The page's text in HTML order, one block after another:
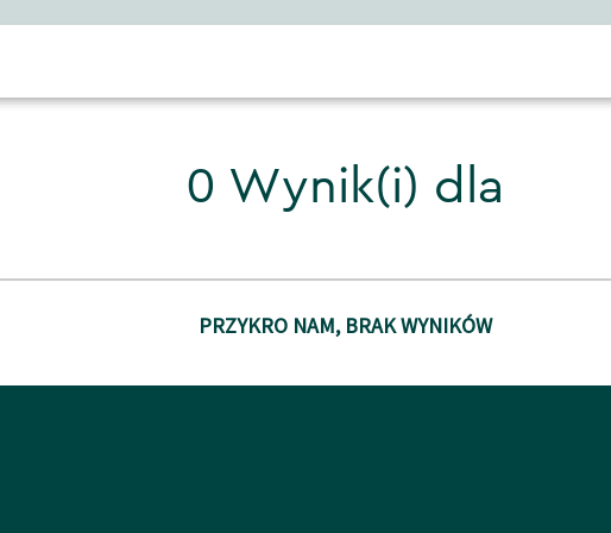
0 Wynik(i) dla
PRZYKRO NAM, BRAK WYNIKÓW